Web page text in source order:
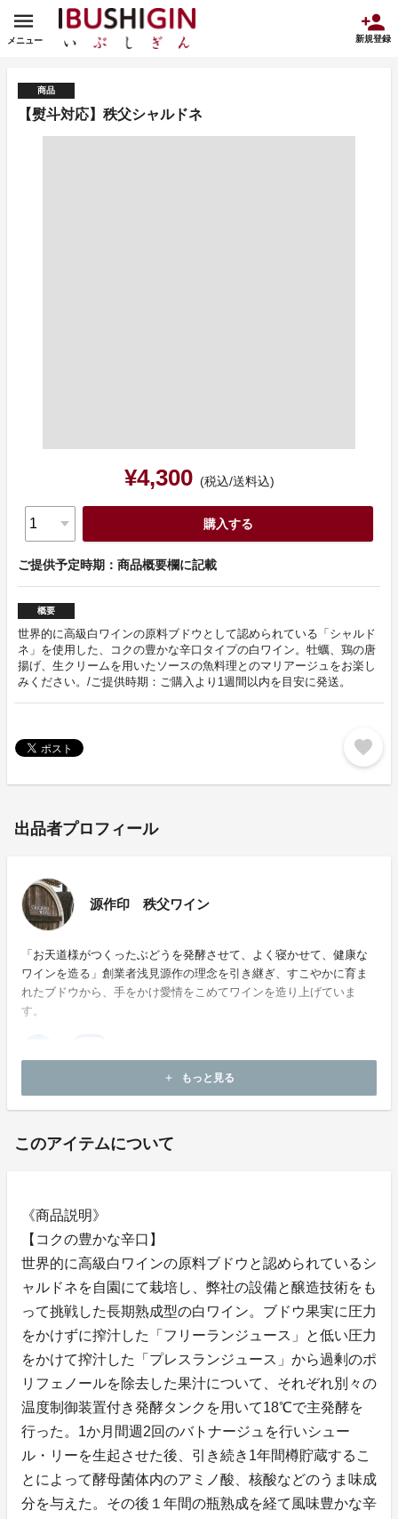
メニュー 新規登録
商品
【熨斗対応】秩父シャルドネ
¥4,300 (税込/送料込)
購入する
ご提供予定時期：商品概要欄に記載
概要
世界的に高級白ワインの原料ブドウとして認められている「シャルド
ネ」を使用した、コクの豊かな辛口タイプの白ワイン。牡蠣、鶏の唐
揚げ、生クリームを用いたソースの魚料理とのマリアージュをお楽し
みください。/ご提供時期：ご購入より1週間以内を目安に発送。
favorite
出品者プロフィール
源作印 秩父ワイン
「お天道様がつくったぶどうを発酵させて、よく寝かせて、健康な
ワインを造る」創業者浅見源作の理念を引き継ぎ、すこやかに育ま
れたブドウから、手をかけ愛情をこめてワインを造り上げていま
す。
add もっと見る
このアイテムについて
《商品説明》
【コクの豊かな辛口】
世界的に高級白ワインの原料ブドウと認められているシ
ャルドネを自園にて栽培し、弊社の設備と醸造技術をも
って挑戦した長期熟成型の白ワイン。ブドウ果実に圧力
をかけずに搾汁した「フリーランジュース」と低い圧力
をかけて搾汁した「プレスランジュース」から過剰のポ
リフェノールを除去した果汁について、それぞれ別々の
温度制御装置付き発酵タンクを用いて18℃で主発酵を
行った。1か月間週2回のバトナージュを行いシュー
ル・リーを生起させた後、引き続き1年間樽貯蔵するこ
とによって酵母菌体内のアミノ酸、核酸などのうま味成
分を与えた。その後１年間の瓶熟成を経て風味豊かな辛